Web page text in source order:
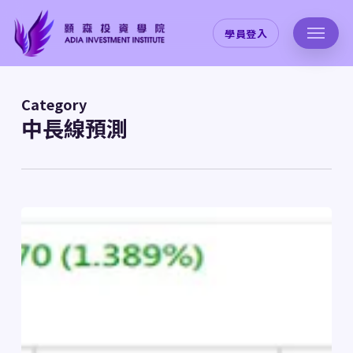
main
學員登入
Category
中長線預測